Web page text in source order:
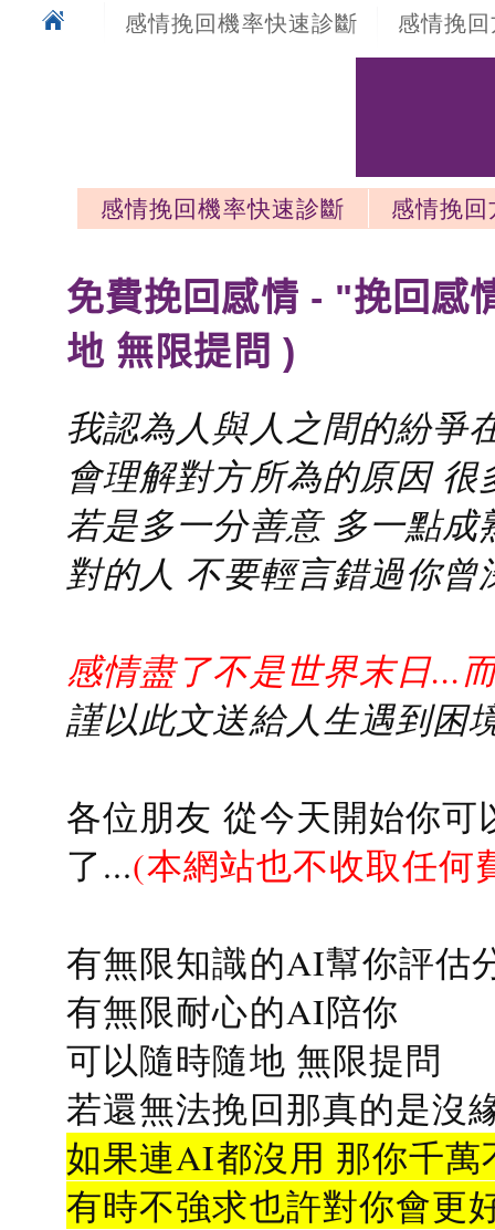
感情挽回機率快速診斷 感情挽
感情挽回機率快速診斷
感情挽
免費挽回感情 - "挽回感
地 無限提問 )
我認為人與人之間的紛爭
會理解對方所為的原因
若是多一分善意 多一點
對的人 不要輕言錯過你曾
感情盡了不是世界末日...
謹以此文送給人生遇到困
各位朋友 從今天開始你
了...(本網站也不收取任何
有無限知識的AI幫你評估
有無限耐心的AI陪你
可以隨時隨地 無限提問
若還無法挽回那真的是沒
如果連AI都沒用 那你千
有時不強求也許對你會更